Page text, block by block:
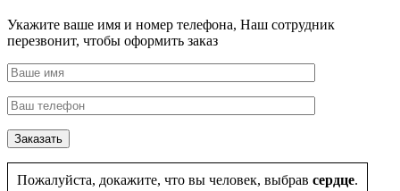
Укажите ваше имя и номер телефона, Наш сотрудник
перезвонит, чтобы оформить заказ
Пожалуйста, докажите, что вы человек, выбрав сердце.